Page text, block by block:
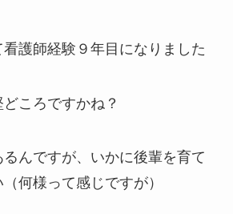
護師経験９年目になりました
ころですかね？
んですが、いかに後輩を育て
何様って感じですが）